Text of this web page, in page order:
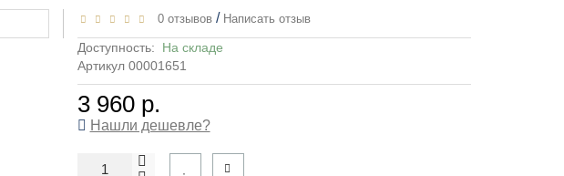
0 отзывов / Написать отзыв
Доступность: На складе
Артикул 00001651
3 960 р.
Нашли дешевле?